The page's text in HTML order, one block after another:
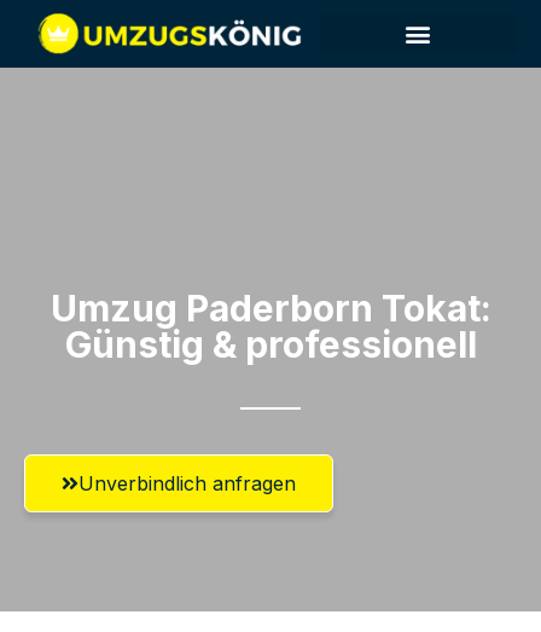
Umzug Paderborn​ Tokat:
Günstig & professionell​
Unverbindlich anfragen